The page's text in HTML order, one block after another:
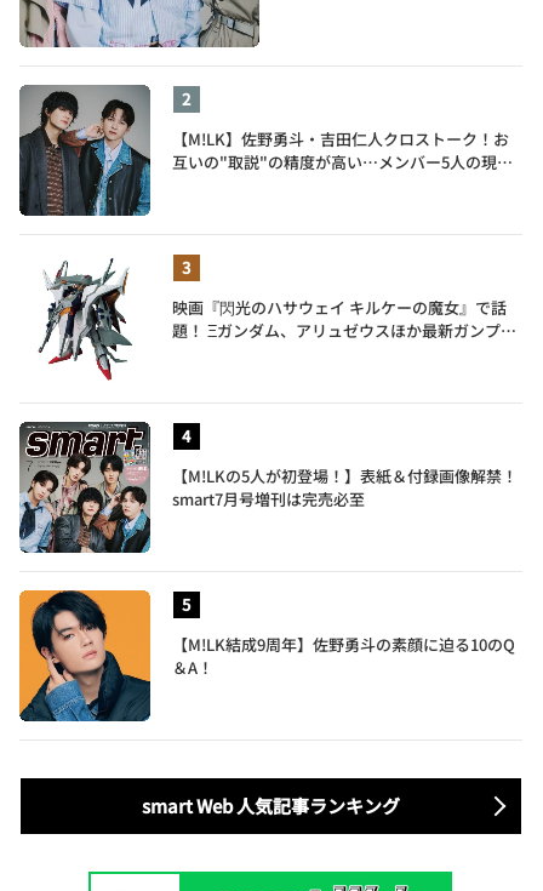
【M!LK】佐野勇斗・吉田仁人クロストーク！お
互いの"取説"の精度が高い…メンバー5人の現在
映画『閃光のハサウェイ キルケーの魔女』で話
題！ Ξガンダム、アリュゼウスほか最新ガンプラ
【M!LKの5人が初登場！】表紙＆付録画像解禁！
smart7月号増刊は完売必至
【M!LK結成9周年】佐野勇斗の素顔に迫る10のQ
＆A！
smart Web 人気記事ランキング